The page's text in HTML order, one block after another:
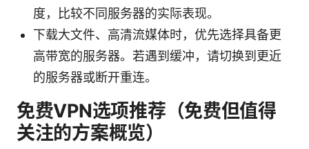
度，比较不同服务器的实际表现。
下载大文件、高清流媒体时，优先选择具备更
高带宽的服务器。若遇到缓冲，请切换到更近
的服务器或断开重连。
免费VPN选项推荐（免费但值得
关注的方案概览）